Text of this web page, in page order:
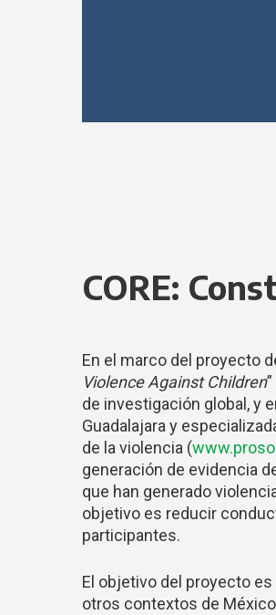
CORE:
En el marco del proyecto
Violence Against Children
de investigación global, y
Guadalajara y
de la violencia (
generación de evidencia
que han generado
objetivo es reducir
participantes.
El objetivo del proyecto
otros contextos de